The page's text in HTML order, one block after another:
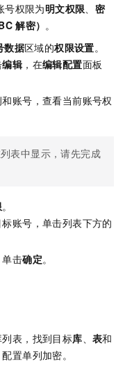
号权限为明文权限
密
解密） 。
数据区域的权限设置。
编辑 ，在编辑配置面板
账号，查看当前账号权
表中显示，请先完成
。
账号，单击列表下方的
击确定。
表，找到目标库 、表和
置单列加密。